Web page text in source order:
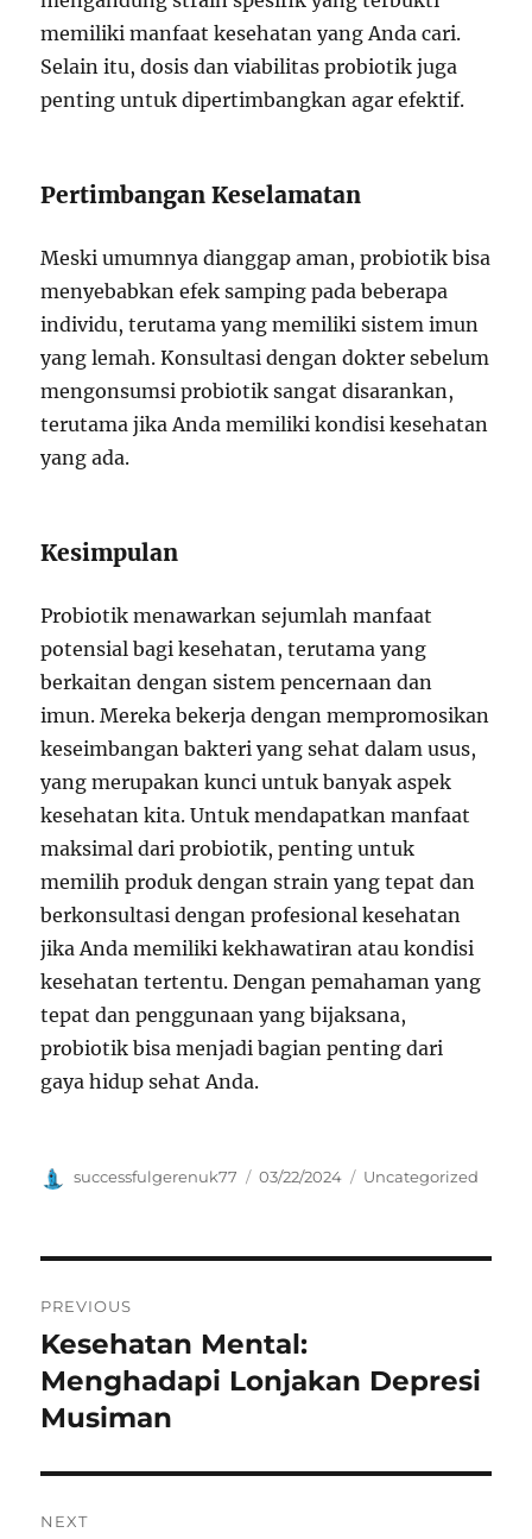
memiliki manfaat kesehatan yang Anda cari.
Selain itu, dosis dan viabilitas probiotik juga
penting untuk dipertimbangkan agar efektif.
Pertimbangan Keselamatan
Meski umumnya dianggap aman, probiotik bisa
menyebabkan efek samping pada beberapa
individu, terutama yang memiliki sistem imun
yang lemah. Konsultasi dengan dokter sebelum
mengonsumsi probiotik sangat disarankan,
terutama jika Anda memiliki kondisi kesehatan
yang ada.
Kesimpulan
Probiotik menawarkan sejumlah manfaat
potensial bagi kesehatan, terutama yang
berkaitan dengan sistem pencernaan dan
imun. Mereka bekerja dengan mempromosikan
keseimbangan bakteri yang sehat dalam usus,
yang merupakan kunci untuk banyak aspek
kesehatan kita. Untuk mendapatkan manfaat
maksimal dari probiotik, penting untuk
memilih produk dengan strain yang tepat dan
berkonsultasi dengan profesional kesehatan
jika Anda memiliki kekhawatiran atau kondisi
kesehatan tertentu. Dengan pemahaman yang
tepat dan penggunaan yang bijaksana,
probiotik bisa menjadi bagian penting dari
gaya hidup sehat Anda.
Author
successfulgerenuk77
Posted
03/22/2024 Categories
Uncategorized
pos
PREVIOUS
Previous
post:
Kesehatan Mental:
Menghadapi Lonjakan Depresi
Musiman
NEXT